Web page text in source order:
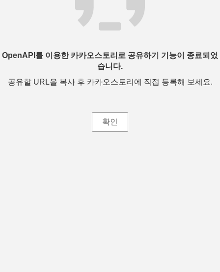
OpenAPI를 이용한 카카오스토리로 공유하기 기능이 종료되었
습니다.
공유할 URL을 복사 후 카카오스토리에 직접 등록해 보세요.
확인